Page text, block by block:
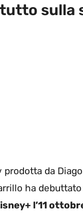
sulla
prodotta da
ha
l’11